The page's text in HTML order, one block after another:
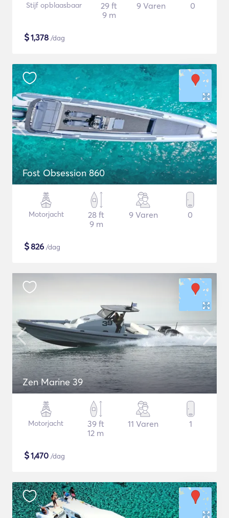
Stijf opblaasbaar
29 ft
9 m
9 Varen 0
$1,378 /dag
Fost Obsession 860
Motorjacht
28 ft
9 m
9 Varen 0
$826 /dag
Zen Marine 39
Motorjacht
39 ft
12 m
11 Varen 1
$1,470 /dag